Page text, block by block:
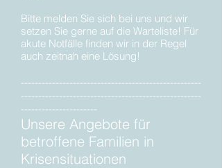
Bitte melden Sie sich bei uns und wir
setzen Sie gerne auf die Warteliste! Für
akute Notfälle finden wir in der Regel
auch zeitnah eine Lösung!
----------------------------------------------------
----------------------------------------------------
----------------------
Unsere Angebote für
betroffene Familien in
Krisensituationen